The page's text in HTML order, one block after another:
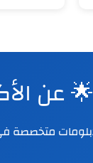
🌟 عن